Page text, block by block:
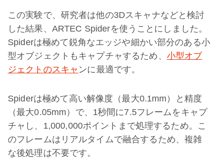
この実験で、研究者は他の3Dスキャナなどと検討
した結果、ARTEC Spiderを使うことにしました。
Spiderは極めて鋭角なエッジや細かい部分のある小
型オブジェクトもキャプチャするため、 小型オブ
ジェクトのスキャ ンに最適です。
Spiderは極めて高い解像度（最大0.1mm）と精度
（最大0.05mm）で、1秒間に7.5フレームをキャプ
チャし、1,000,000ポイントまで処理するため。こ
のフレームはリアルタイムで融合するため、複雑
な後処理は不要です。